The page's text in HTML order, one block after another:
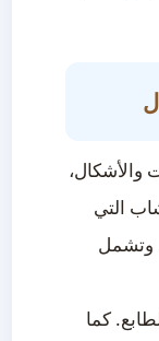
التي
وتشمل
كما